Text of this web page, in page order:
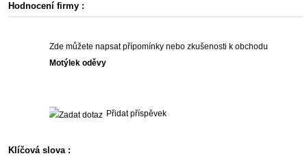
Hodnocení firmy :
Zde můžete napsat přípomínky nebo zkušenosti k obchodu
Motýlek oděvy
Přidat příspěvek
Klíčová slova :